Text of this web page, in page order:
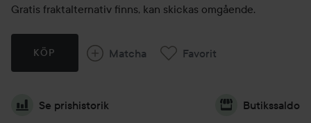
Gratis fraktalternativ finns, kan skickas omgående.
KÖP Matcha Favorit
Se prishistorik Butikssaldo